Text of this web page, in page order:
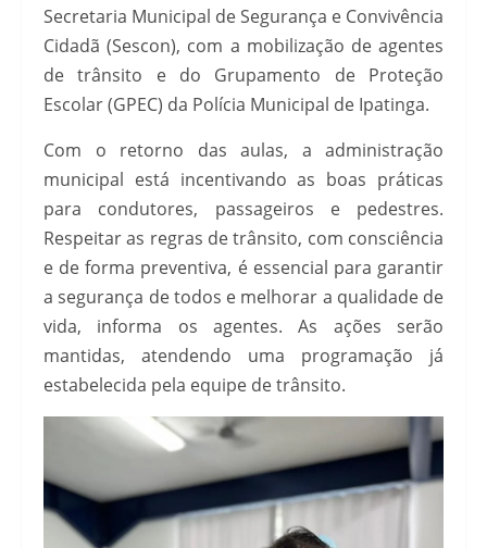
Secretaria Municipal de Segurança e Convivência
Cidadã (Sescon), com a mobilização de agentes
de trânsito e do Grupamento de Proteção
Escolar (GPEC) da Polícia Municipal de Ipatinga.
Com o retorno das aulas, a administração
municipal está incentivando as boas práticas
para condutores, passageiros e pedestres.
Respeitar as regras de trânsito, com consciência
e de forma preventiva, é essencial para garantir
a segurança de todos e melhorar a qualidade de
vida, informa os agentes. As ações serão
mantidas, atendendo uma programação já
estabelecida pela equipe de trânsito.